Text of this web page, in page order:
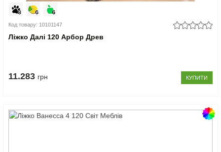
Код товару: 10101147
Ліжко Далі 120 Арбор Древ
11.283 грн КУПИТИ